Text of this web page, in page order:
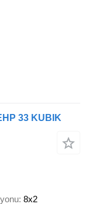
33 KUBIK
8x2